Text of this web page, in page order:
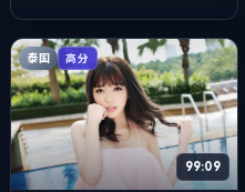
泰国 高分
99:09